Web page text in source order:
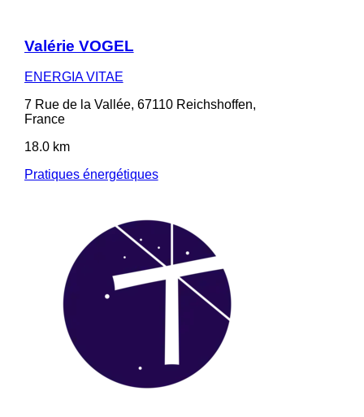
Valérie VOGEL
ENERGIA VITAE
7 Rue de la Vallée, 67110 Reichshoffen,
France
18.0 km
Pratiques énergétiques